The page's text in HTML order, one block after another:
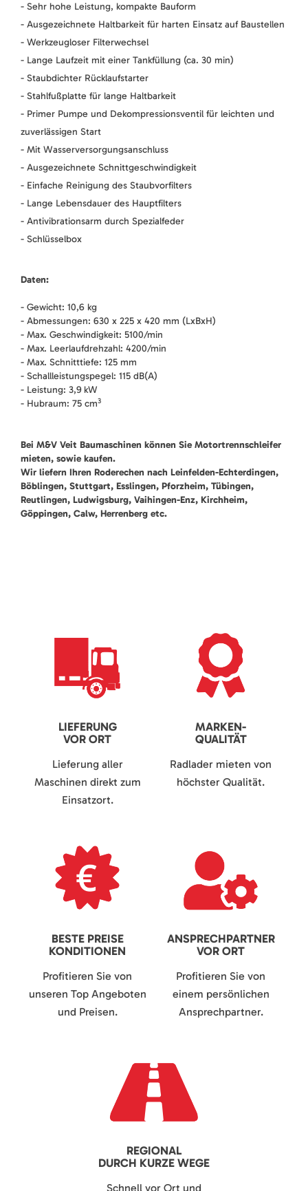
- Sehr hohe Leistung, kompakte Bauform
- Ausgezeichnete Haltbarkeit für harten Einsatz auf Baustellen
- Werkzeugloser Filterwechsel
- Lange Laufzeit mit einer Tankfüllung (ca. 30 min)
- Staubdichter Rücklaufstarter
- Stahlfußplatte für lange Haltbarkeit
- Primer Pumpe und Dekompressionsventil für leichten und
zuverlässigen Start
- Mit Wasserversorgungsanschluss
- Ausgezeichnete Schnittgeschwindigkeit
- Einfache Reinigung des Staubvorfilters
- Lange Lebensdauer des Hauptfilters
- Antivibrationsarm durch Spezialfeder
- Schlüsselbox
Daten:
- Gewicht: 10,6 kg
- Abmessungen: 630 x 225 x 420 mm (LxBxH)
- Max. Geschwindigkeit: 5100/min
- Max. Leerlaufdrehzahl: 4200/min
- Max. Schnitttiefe: 125 mm
- Schallleistungspegel: 115 dB(A)
- Leistung: 3,9 kW
- Hubraum: 75 cm3
Bei M&V Veit Baumaschinen können Sie Motortrennschleifer
mieten, sowie kaufen.
Wir liefern Ihren Roderechen nach Leinfelden-Echterdingen,
Böblingen, Stuttgart, Esslingen, Pforzheim, Tübingen,
Reutlingen, Ludwigsburg, Vaihingen-Enz, Kirchheim,
Göppingen, Calw, Herrenberg etc.
LIEFERUNG
VOR ORT
Lieferung aller
Maschinen direkt zum
Einsatzort.
MARKEN-
QUALITÄT
Radlader mieten von
höchster Qualität.
BESTE PREISE
KONDITIONEN
Profitieren Sie von
unseren Top Angeboten
und Preisen.
ANSPRECHPARTNER
VOR ORT
Profitieren Sie von
einem persönlichen
Ansprechpartner.
REGIONAL
DURCH KURZE WEGE
Schnell vor Ort und